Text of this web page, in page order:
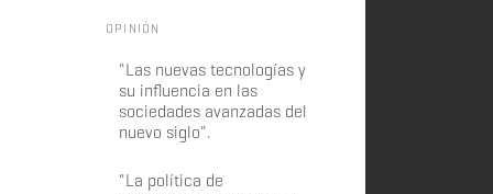
OPINIÓN
"Las nuevas tecnologías y
su influencia en las
sociedades avanzadas del
nuevo siglo".
"La política de